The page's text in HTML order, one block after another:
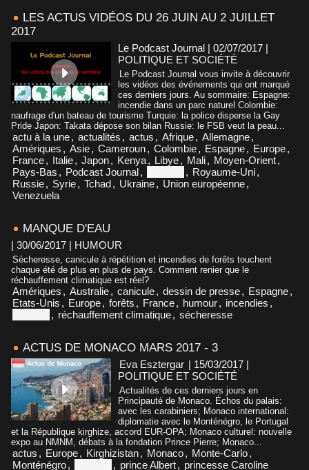
LES ACTUS VIDÉOS DU 26 JUIN AU 2 JUILLET
2017
Le Podcast Journal | 02/07/2017 |
POLITIQUE ET SOCIÉTÉ
Le Podcast Journal vous invite à découvrir
les vidéos des événements qui ont marqué
ces derniers jours. Au sommaire: Espagne:
incendie dans un parc naturel Colombie:
naufrage d'un bateau de tourisme Turquie: la police disperse la Gay
Pride Japon: Takata dépose son bilan Russie: le FSB veut la peau...
actu à la une, actualités , actus , Afrique, Allemagne,
Amériques , Asie, Cameroun, Colombie, Espagne, Europe,
France, Italie, Japon, Kenya, Libye, Mali, Moyen-Orient,
Pays-Bas , Podcast Journal, , Royaume-Uni,
Russie, Syrie, Tchad, Ukraine, Union européenne,
Venezuela
MANQUE D'EAU
| 30/06/2017 | HUMOUR
Sécheresse, canicule à répétition et incendies de forêts touchent
chaque été de plus en plus de pays. Comment renier que le
réchauffement climatique est réel?
Amériques , Australie, canicule, dessin de presse, Espagne,
Etats-Unis , Europe, forêts , France, humour, incendies ,
, réchauffement climatique, sécheresse
ACTUS DE MONACO MARS 2017 - 3
Eva Esztergar | 15/03/2017 |
POLITIQUE ET SOCIÉTÉ
Actualités de ces derniers jours en
Principauté de Monaco. Échos du palais:
avec les carabiniers; Monaco international:
diplomatie avec le Monténégro, le Portugal
et la République kirghize, accord EUR-OPA; Monaco culturel: nouvelle
expo au NMNM, débats à la fondation Prince Pierre; Monaco...
actus , Europe, Kirghizistan, Monaco, Monte-Carlo,
Monténégro, , prince Albert, princesse Caroline